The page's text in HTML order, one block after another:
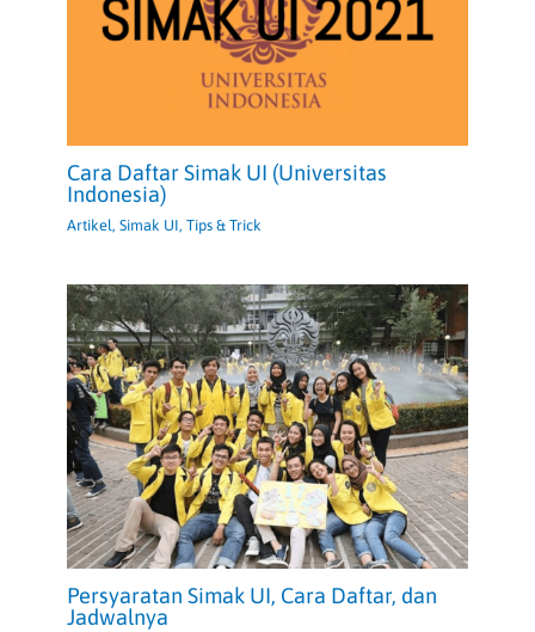
Cara Daftar Simak UI (Universitas
Indonesia)
Artikel,Simak UI,Tips & Trick
Persyaratan Simak UI, Cara Daftar, dan
Jadwalnya